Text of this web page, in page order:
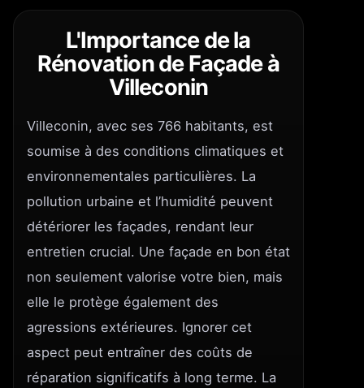
L'Importance de la
Rénovation de Façade à
Villeconin
Villeconin, avec ses 766 habitants, est
soumise à des conditions climatiques et
environnementales particulières. La
pollution urbaine et l’humidité peuvent
détériorer les façades, rendant leur
entretien crucial. Une façade en bon état
non seulement valorise votre bien, mais
elle le protège également des
agressions extérieures. Ignorer cet
aspect peut entraîner des coûts de
réparation significatifs à long terme. La